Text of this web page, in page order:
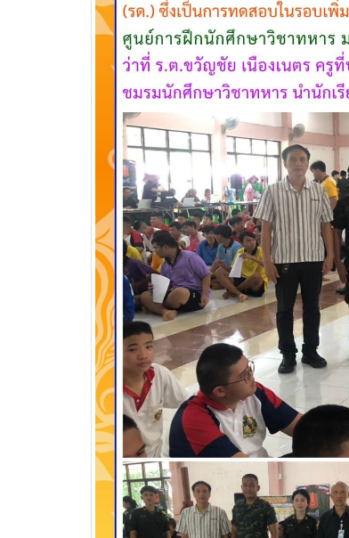
วท.อุบลฯ ต้อนรับผู้แทนจาก
บริษัท แบ็กส์บริการภาคพื้น
จำกัดร่วมมือทางวิชาการ
เพื่อพัฒนาศักยภาพผู้เรียนสู่ภาคอุสา
หกรรมการบิน
วท.อุบลฯ นำนักเรียน
นักศึกษา เข้ารับการทดสอบ
เพื่อจัดทำใบขับขี่รถ
จักรยานยนต์ ภายใต้โครงการเทคนิค
อุบล คนรุ่นใหม่ มีใบขับขี่
บริษัท แลคตาซอย จำกัด
มอบให้แก่นักเรียน นักศึกษา
วิทยาลัยเทคนิคอุบลราชธานี